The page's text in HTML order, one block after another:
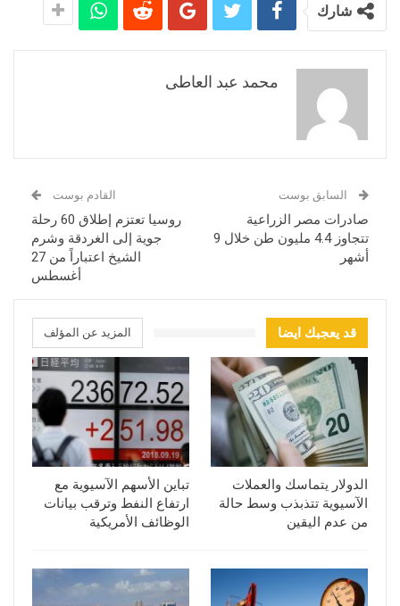
شارك
محمد عبد العاطى
السابق بوست
صادرات مصر الزراعية
تتجاوز 4.4 مليون طن خلال 9
أشهر
القادم بوست
روسيا تعتزم إطلاق 60 رحلة
جوية إلى الغردقة وشرم
الشيخ اعتباراً من 27
أغسطس
قد يعجبك ايضا المزيد عن المؤلف
الدولار يتماسك والعملات
الآسيوية تتذبذب وسط حالة
من عدم اليقين
تباين الأسهم الآسيوية مع
ارتفاع النفط وترقب بيانات
الوظائف الأمريكية